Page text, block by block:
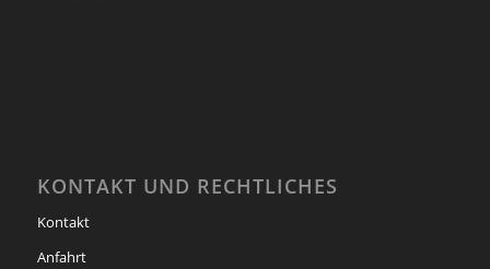
KONTAKT UND RECHTLICHES
Kontakt
Anfahrt